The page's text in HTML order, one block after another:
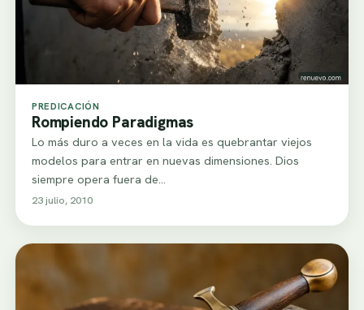
PREDICACIÓN
Rompiendo Paradigmas
Lo más duro a veces en la vida es quebrantar viejos
modelos para entrar en nuevas dimensiones. Dios
siempre opera fuera de…
23 julio, 2010